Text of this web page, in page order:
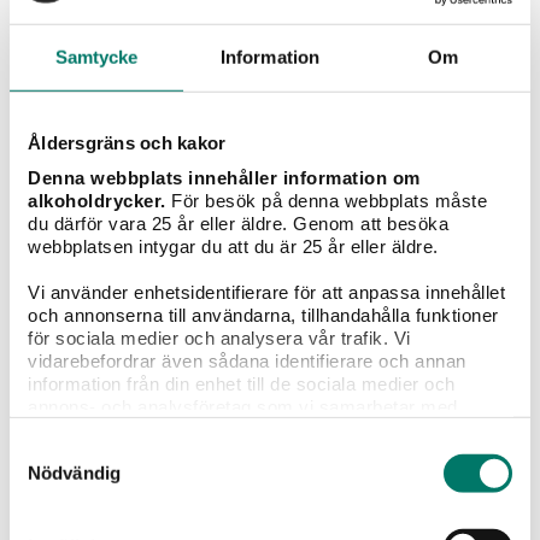
Samtycke Information Om
Åldersgräns och kakor
Denna webbplats innehåller information om
alkoholdrycker. För besök på denna webbplats måste
du därför vara 25 år eller äldre. Genom att besöka
webbplatsen intygar du att du är 25 år eller äldre.
Vi använder enhetsidentifierare för att anpassa innehållet
och annonserna till användarna, tillhandahålla funktioner
för sociala medier och analysera vår trafik. Vi
vidarebefordrar även sådana identifierare och annan
information från din enhet till de sociala medier och
information som du har tillhandahållit eller som de har
samlat in när du har använt deras tjänster.
Nödvändig
lappen
Välkommen till Vivas värld
Lämna dina kontaktuppgifter och få våra
nyhetsbrev fyllda med inspiration, recept, vintips
och tävlingar!